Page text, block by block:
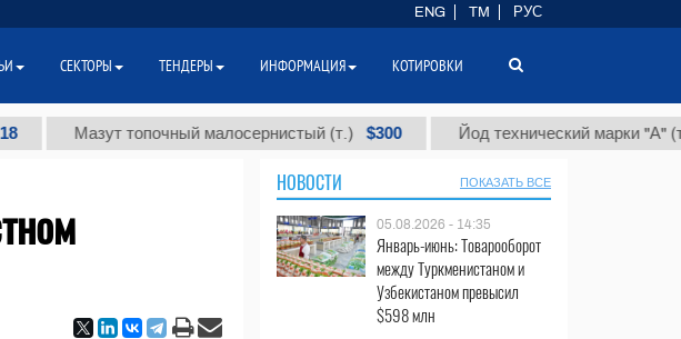
Мазут топочный малосернистый (т.) $300 Йод технический марки "А" (т.) $86
НОВОСТИ ПОКАЗАТЬ ВСЕ
05.08.2026 - 14:35
Январь-июнь: Товарооборот
между Туркменистаном и
Узбекистаном превысил
$598 млн
ENG TM РУС
СЕКТОРЫ ТЕНДЕРЫ ИНФОРМАЦИЯ КОТИРОВКИ